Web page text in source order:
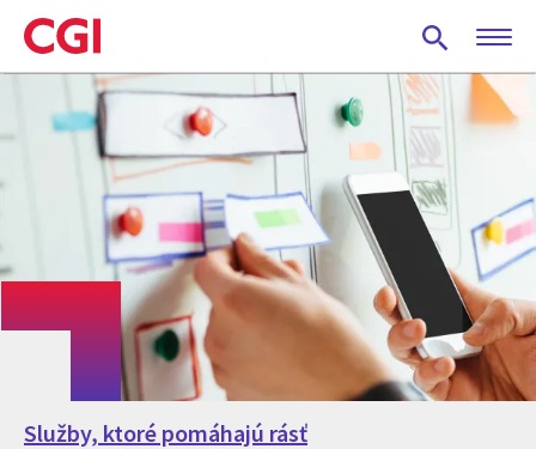
Skip
to
main
Služby, ktoré pomáhajú rásť